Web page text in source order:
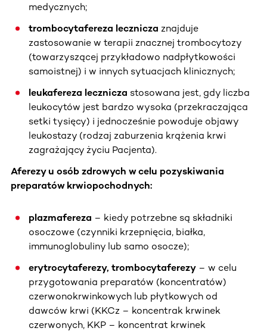
medycznych;
trombocytafereza lecznicza znajduje
zastosowanie w terapii znacznej trombocytozy
(towarzyszącej przykładowo nadpłytkowości
samoistnej) i w innych sytuacjach klinicznych;
leukafereza lecznicza stosowana jest, gdy liczba
leukocytów jest bardzo wysoka (przekraczająca
setki tysięcy) i jednocześnie powoduje objawy
leukostazy (rodzaj zaburzenia krążenia krwi
zagrażający życiu Pacjenta).
Aferezy u osób zdrowych w celu pozyskiwania
preparatów krwiopochodnych:
plazmafereza – kiedy potrzebne są składniki
osoczowe (czynniki krzepnięcia, białka,
immunoglobuliny lub samo osocze);
erytrocytaferezy, trombocytaferezy – w celu
przygotowania preparatów (koncentratów)
czerwonokrwinkowych lub płytkowych od
dawców krwi (KKCz – koncentrak krwinek
czerwonych, KKP – koncentrat krwinek